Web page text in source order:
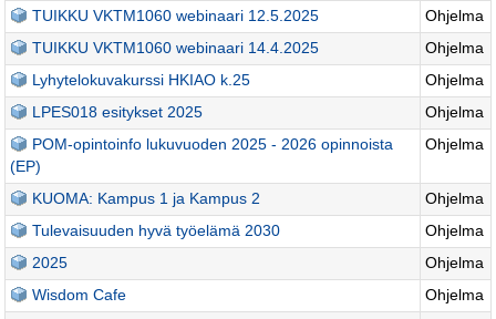
TUIKKU VKTM1060 webinaari 12.5.2025
Ohjelma
TUIKKU VKTM1060 webinaari 14.4.2025
Ohjelma
Lyhytelokuvakurssi HKIAO k.25
Ohjelma
LPES018 esitykset 2025
Ohjelma
POM-opintoinfo lukuvuoden 2025 - 2026 opinnoista
(EP)
Ohjelma
KUOMA: Kampus 1 ja Kampus 2
Ohjelma
Tulevaisuuden hyvä työelämä 2030
Ohjelma
2025
Ohjelma
Wisdom Cafe
Ohjelma